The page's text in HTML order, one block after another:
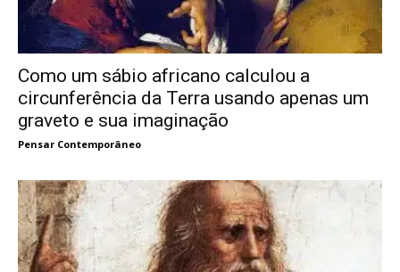
Como um sábio africano calculou a
circunferência da Terra usando apenas um
graveto e sua imaginação
Pensar Contemporâneo